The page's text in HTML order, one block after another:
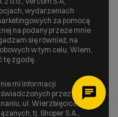
wydarzeniach
za pomocą
na podany przeze mnie
się również, na
w tym celu. Wiem,
tę zgodę.
mi informacji
przez
ul. Wierzbięcice 1B,
tj. Shoper S.A.,